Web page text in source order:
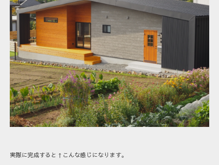
実際に完成すると↑こんな感じになります。